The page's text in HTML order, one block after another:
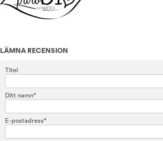
LÄMNA RECENSION
Titel
Ditt namn*
E-postadress*